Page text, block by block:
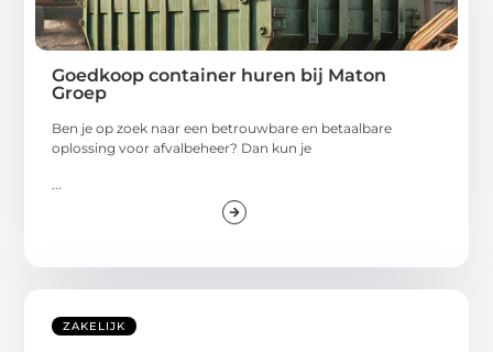
Goedkoop container huren bij Maton
Groep
Ben je op zoek naar een betrouwbare en betaalbare
oplossing voor afvalbeheer? Dan kun je
ZAKELIJK